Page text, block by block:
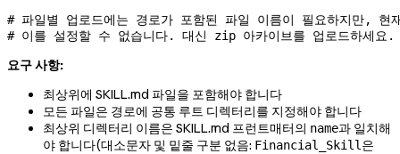
# 파일별 업로드에는 경로가 포함된 파일 이름이 필요하지만, 현
# 이를 설정할 수 없습니다. 대신 zip 아카이브를 업로드하세요.
요구 사항:
최상위에 SKILL.md 파일을 포함해야 합니다
모든 파일은 경로에 공통 루트 디렉터리를 지정해야 합니다
최상위 디렉터리 이름은 SKILL.md 프런트매터의 name과 일치해
야 합니다(대소문자 및 밑줄 구분 없음: Financial_Skill은